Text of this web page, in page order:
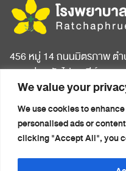
We value your
We use cookies to
personalised ads or
clicking "Accept All", you
456 หมู่ 14 ถนนมิตรภาพ ตำ
ขอนแก่น รหัสไปรษณีย์
หน้าแรก
เกี่ยวกับโรงพยาบาล
ห้องพักผู้ป่วย